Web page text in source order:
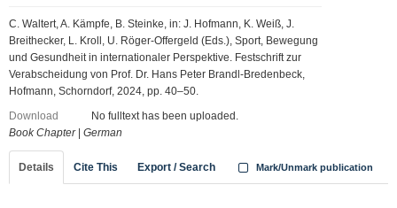
C. Waltert, A. Kämpfe, B. Steinke, in: J. Hofmann, K. Weiß, J.
Breithecker, L. Kroll, U. Röger-Offergeld (Eds.), Sport, Bewegung
und Gesundheit in internationaler Perspektive. Festschrift zur
Verabscheidung von Prof. Dr. Hans Peter Brandl-Bredenbeck,
Hofmann, Schorndorf, 2024, pp. 40–50.
Download
No fulltext has been uploaded.
Book Chapter| German
Details Cite This Export / Search Mark/Unmark publication